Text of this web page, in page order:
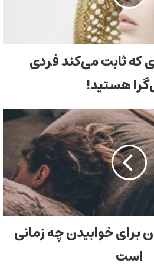
که ثابت می‌کند فردی
هستید!
برای خوابیدن چه زمانی
است